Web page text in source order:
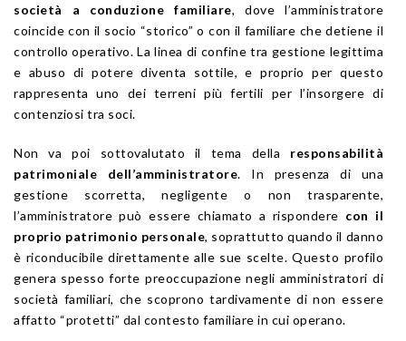
società a conduzione familiare, dove l’amministratore
coincide con il socio “storico” o con il familiare che detiene il
controllo operativo. La linea di confine tra gestione legittima
e abuso di potere diventa sottile, e proprio per questo
rappresenta uno dei terreni più fertili per l’insorgere di
contenziosi tra soci.
Non va poi sottovalutato il tema della responsabilità
patrimoniale dell’amministratore. In presenza di una
gestione scorretta, negligente o non trasparente,
l’amministratore può essere chiamato a rispondere con il
proprio patrimonio personale, soprattutto quando il danno
è riconducibile direttamente alle sue scelte. Questo profilo
genera spesso forte preoccupazione negli amministratori di
società familiari, che scoprono tardivamente di non essere
affatto “protetti” dal contesto familiare in cui operano.